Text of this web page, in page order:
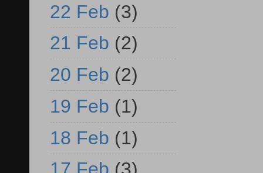
22 Feb (3)
21 Feb (2)
20 Feb (2)
19 Feb (1)
18 Feb (1)